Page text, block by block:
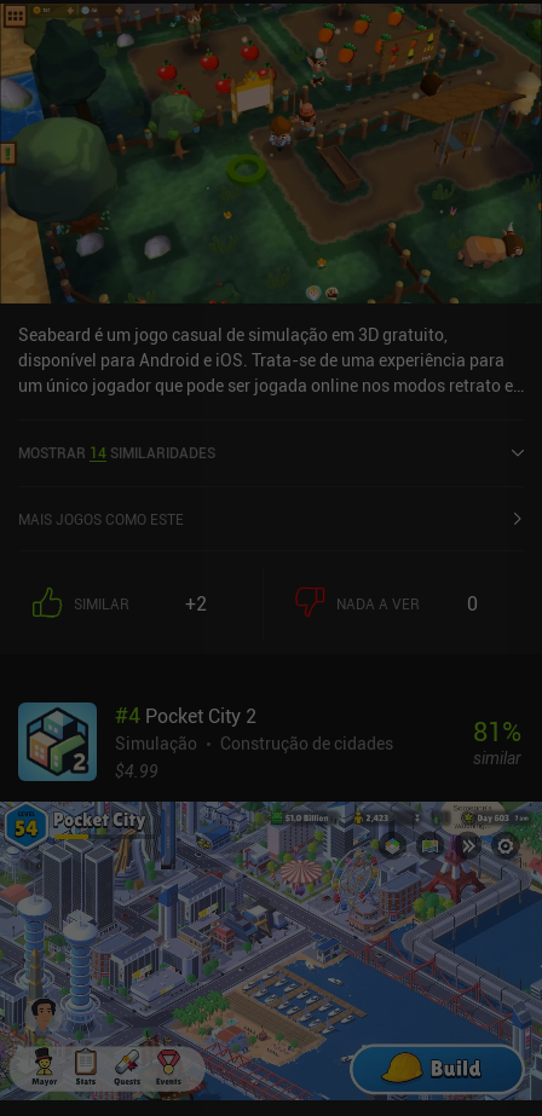
Seabeard é um jogo casual de simulação em 3D gratuito,
disponível para Android e iOS. Trata-se de uma experiência para
um único jogador que pode ser jogada online nos modos retrato e
e tem uma avaliação atual de 4,5 de 5,0 no Google Play e 4,7 de 5,0
MOSTRAR 14 SIMILARIDADES
MAIS JOGOS COMO ESTE
SIMILAR +2 NADA A VER 0
#4 Pocket City 2
Simulação
Construção de cidades
$4.99
81%
similar